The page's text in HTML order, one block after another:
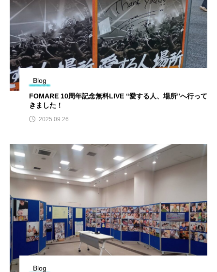
Blog
FOMARE 10周年記念無料LIVE “愛する人、場所”へ行って
きました！
2025.09.26
Blog